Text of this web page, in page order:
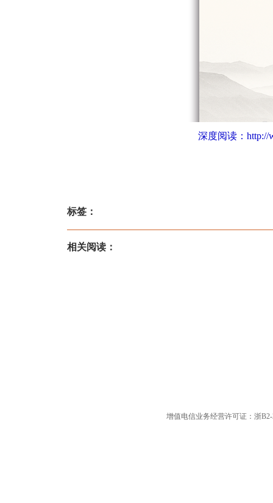
深度阅读： http://
标签：
相关阅读：
增值电信业务经营许可证：浙